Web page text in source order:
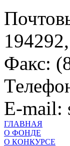
Факс:
E-mail:
ГЛАВНАЯ
О ФОНДЕ
О КОНКУРСЕ